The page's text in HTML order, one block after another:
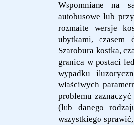
Wspomniane na
autobusowe lub
rozmaite wersje
ubytkami, czasem
Szarobura kostka,
granica w postaci
wypadku
właściwych
problemu
(lub danego
wszystkiego